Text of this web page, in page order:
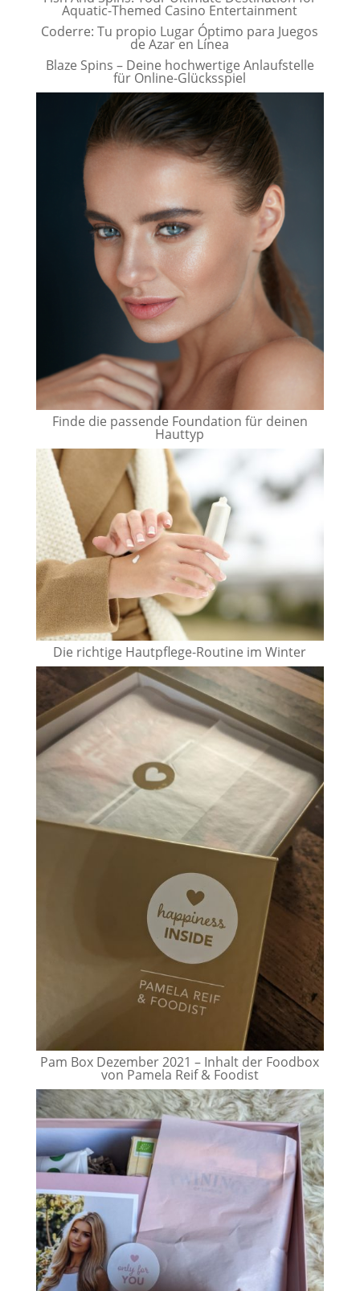
Aquatic-Themed Casino Entertainment
Coderre: Tu propio Lugar Óptimo para Juegos
de Azar en Línea
Blaze Spins – Deine hochwertige Anlaufstelle
für Online-Glücksspiel
Finde die passende Foundation für deinen
Hauttyp
Die richtige Hautpflege-Routine im Winter
Pam Box Dezember 2021 – Inhalt der Foodbox
von Pamela Reif & Foodist